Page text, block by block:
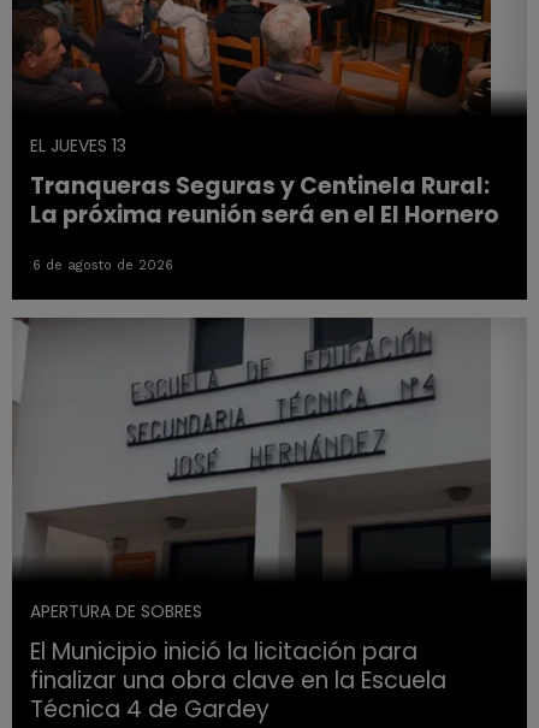
EL JUEVES 13
Tranqueras Seguras y Centinela Rural:
La próxima reunión será en el El Hornero
6 de agosto de 2026
APERTURA DE SOBRES
El Municipio inició la licitación para
finalizar una obra clave en la Escuela
Técnica 4 de Gardey